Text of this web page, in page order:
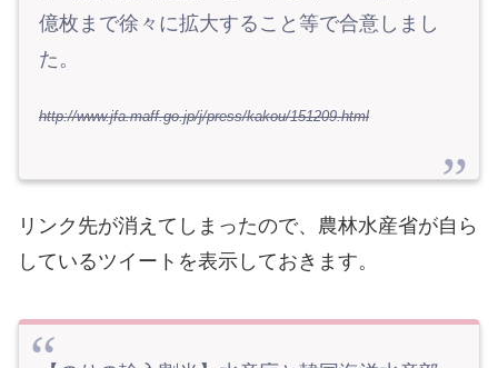
億枚まで徐々に拡大すること等で合意しまし
た。
http://www.jfa.maff.go.jp/j/press/kakou/151209.html
リンク先が消えてしまったので、農林水産省が自ら
しているツイートを表示しておきます。